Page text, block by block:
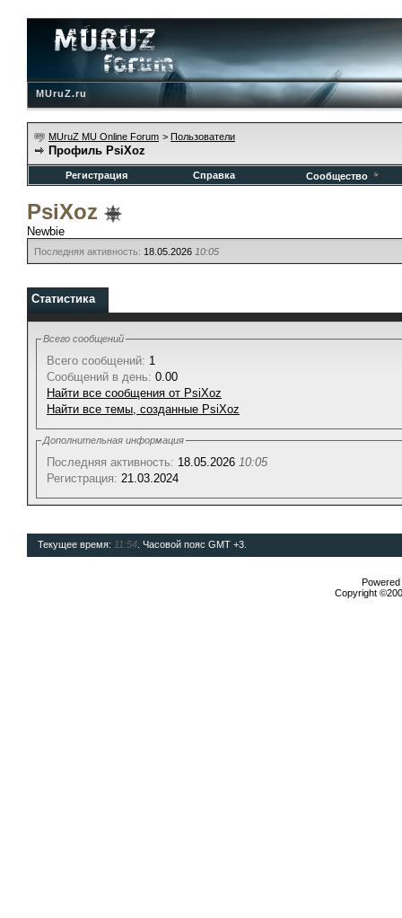
MUruZ.ru
MUruZ MU Online Forum > Пользователи
Профиль PsiXoz
Регистрация Справка Сообщество
PsiXoz
Newbie
Последняя активность: 18.05.2026 10:05
Статистика
Всего сообщений
Всего сообщений: 1
Сообщений в день: 0.00
Найти все сообщения от PsiXoz
Найти все темы, созданные PsiXoz
Дополнительная информация
Последняя активность: 18.05.2026 10:05
Регистрация: 21.03.2024
Текущее время: 11:54 . Часовой пояс GMT +3.
Copyright